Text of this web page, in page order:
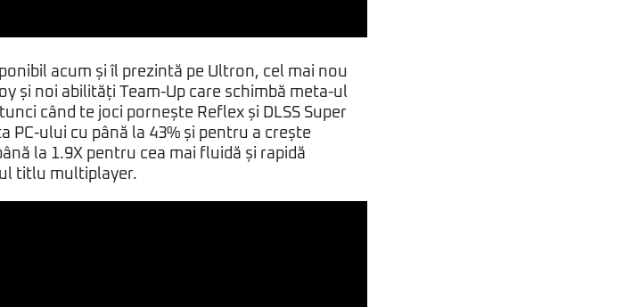
acum și îl prezintă pe Ultron, cel mai nou
și noi abilități Team-Up care schimbă meta-ul
când te joci pornește Reflex și DLSS Super
PC-ului cu până la 43% și pentru a crește
la 1.9X pentru cea mai fluidă și rapidă
titlu multiplayer.